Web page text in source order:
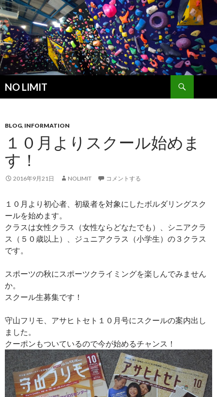
NO LIMIT
索
ン
へ
ス
キ
ッ
BLOG, INFORMATION
１０月よりスクール始めま
す！
2016年9月21日 NOLIMIT コメントする
１０月より初心者、初級者を対象にしたボルダリングスク
ールを始めます。
クラスは女性クラス（女性ならどなたでも）、シニアクラ
ス（５０歳以上）、ジュニアクラス（小学生）の３クラス
です。
スポーツの秋にスポーツクライミングを楽しんでみません
か。
スクール生募集です！
守山フリモ、アサヒトセト１０月号にスクールの案内出し
ました。
クーポンもついているので今が始めるチャンス！